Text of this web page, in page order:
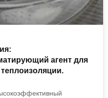
агент для